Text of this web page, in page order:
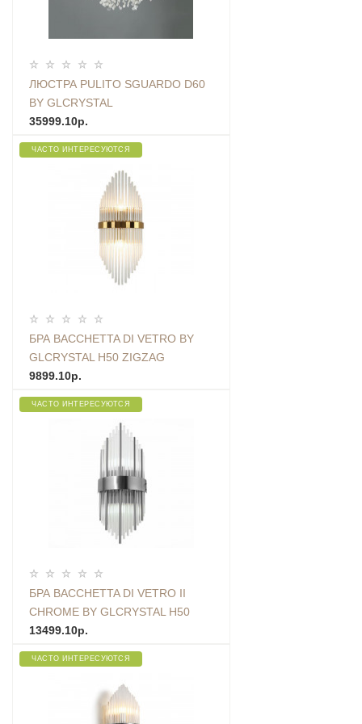
ЛЮСТРА PULITO SGUARDO D60
BY GLCRYSTAL
35999.10р.
ЧАСТО ИНТЕРЕСУЮТСЯ
БРА BACCHETTA DI VETRO BY
GLCRYSTAL H50 ZIGZAG
9899.10р.
ЧАСТО ИНТЕРЕСУЮТСЯ
БРА BACCHETTA DI VETRO II
CHROME BY GLCRYSTAL H50
ZIGZAG
13499.10р.
ЧАСТО ИНТЕРЕСУЮТСЯ